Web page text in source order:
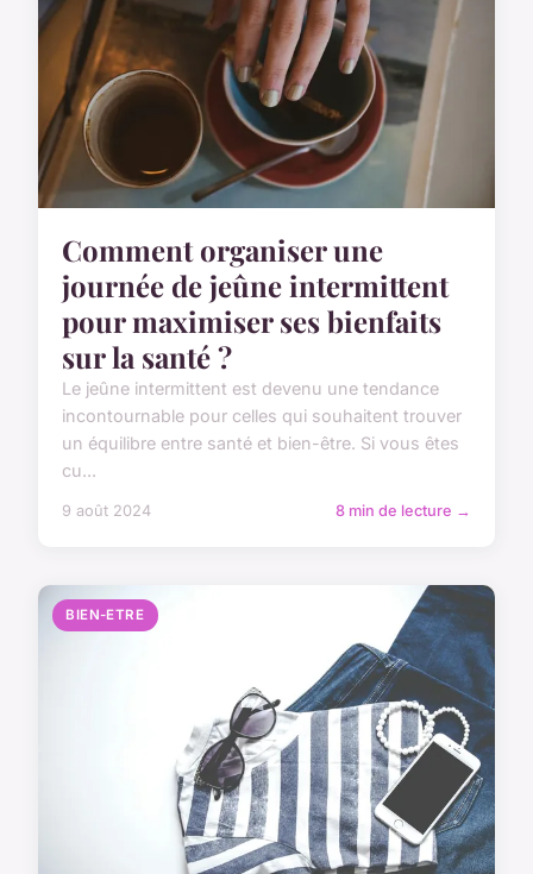
Comment organiser une
journée de jeûne intermittent
pour maximiser ses bienfaits
sur la santé ?
Le jeûne intermittent est devenu une tendance
incontournable pour celles qui souhaitent trouver
un équilibre entre santé et bien-être. Si vous êtes
cu...
9 août 2024 8 min de lecture →
BIEN-ETRE